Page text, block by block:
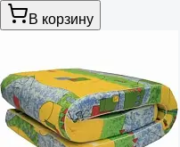
В корзину